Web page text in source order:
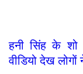
हनी सिंह के शो
वीडियो देख लोगों